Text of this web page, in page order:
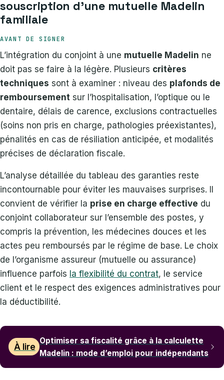
souscription d’une mutuelle Madelin
familiale
AVANT DE SIGNER
L’intégration du conjoint à une mutuelle Madelin ne
doit pas se faire à la légère. Plusieurs critères
techniques sont à examiner : niveau des plafonds de
remboursement sur l’hospitalisation, l’optique ou le
dentaire, délais de carence, exclusions contractuelles
(soins non pris en charge, pathologies préexistantes),
pénalités en cas de résiliation anticipée, et modalités
précises de déclaration fiscale.
L’analyse détaillée du tableau des garanties reste
incontournable pour éviter les mauvaises surprises. Il
convient de vérifier la prise en charge effective du
conjoint collaborateur sur l’ensemble des postes, y
compris la prévention, les médecines douces et les
actes peu remboursés par le régime de base. Le choix
de l’organisme assureur (mutuelle ou assurance)
influence parfois la flexibilité du contrat, le service
client et le respect des exigences administratives pour
la déductibilité.
À lire
Optimiser sa fiscalité grâce à la calculette
Madelin : mode d’emploi pour indépendants